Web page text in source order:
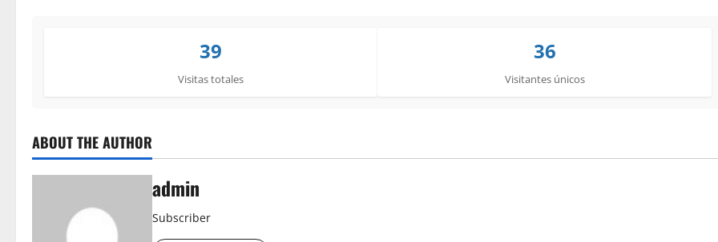
39
Visitas totales
36
Visitantes únicos
ABOUT THE AUTHOR
admin
Subscriber